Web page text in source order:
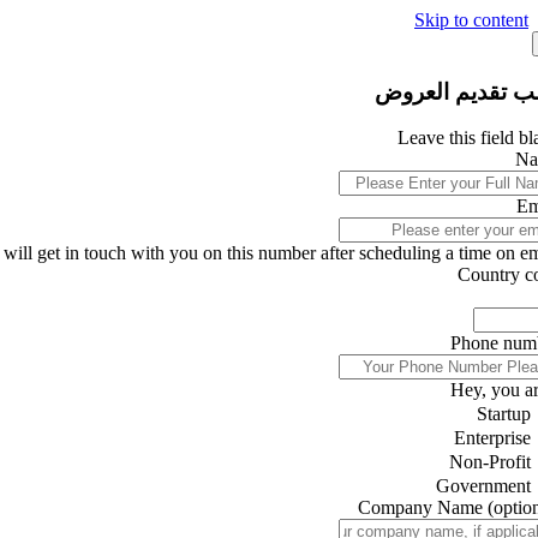
Skip to content
تقديم العروض
Leave this field
get in touch with you on this number after scheduling a time on
Country
Phone
Hey, you
Startup
Enterprise
Non-Profit
Government
Company Name